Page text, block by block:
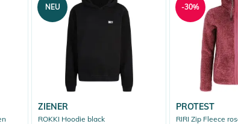
ZIENER
ROKKI Hoodie black
NEU
PROTEST
RIRI Zip Fleece
-30%